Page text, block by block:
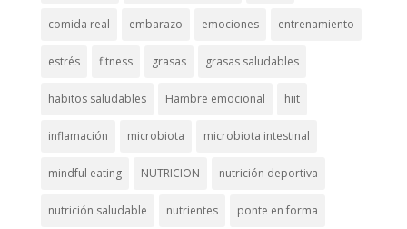
comida real embarazo emociones entrenamiento
estrés fitness grasas grasas saludables
habitos saludables Hambre emocional hiit
inflamación microbiota microbiota intestinal
mindful eating NUTRICION nutrición deportiva
nutrición saludable nutrientes ponte en forma